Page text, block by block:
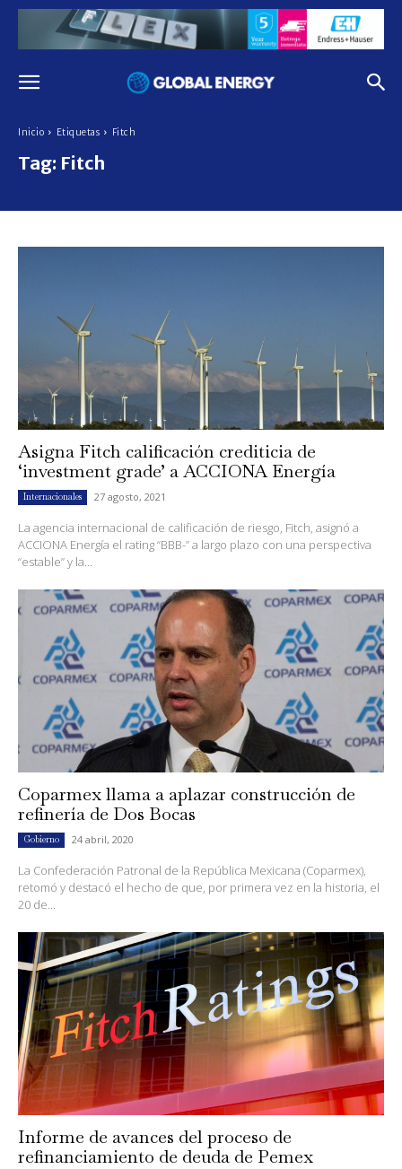
Inicio Etiquetas Fitch
Tag: Fitch
Asigna Fitch calificación crediticia de
‘investment grade’ a ACCIONA Energía
Internacionales 27 agosto, 2021
La agencia internacional de calificación de riesgo, Fitch, asignó a
ACCIONA Energía el rating “BBB-” a largo plazo con una perspectiva
“estable” y la...
Coparmex llama a aplazar construcción de
refinería de Dos Bocas
Gobierno 24 abril, 2020
La Confederación Patronal de la República Mexicana (Coparmex),
retomó y destacó el hecho de que, por primera vez en la historia, el
20 de...
Informe de avances del proceso de
refinanciamiento de deuda de Pemex